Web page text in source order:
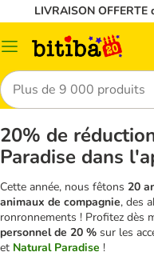
LIVRAISON
Menu
Rechercher
20% de
Paradise dans
Cette année, nous fêtons 20
animaux de compagnie, des
ronronnements ! Profitez dès
personnel de 20 % sur les
et Natural Paradise !